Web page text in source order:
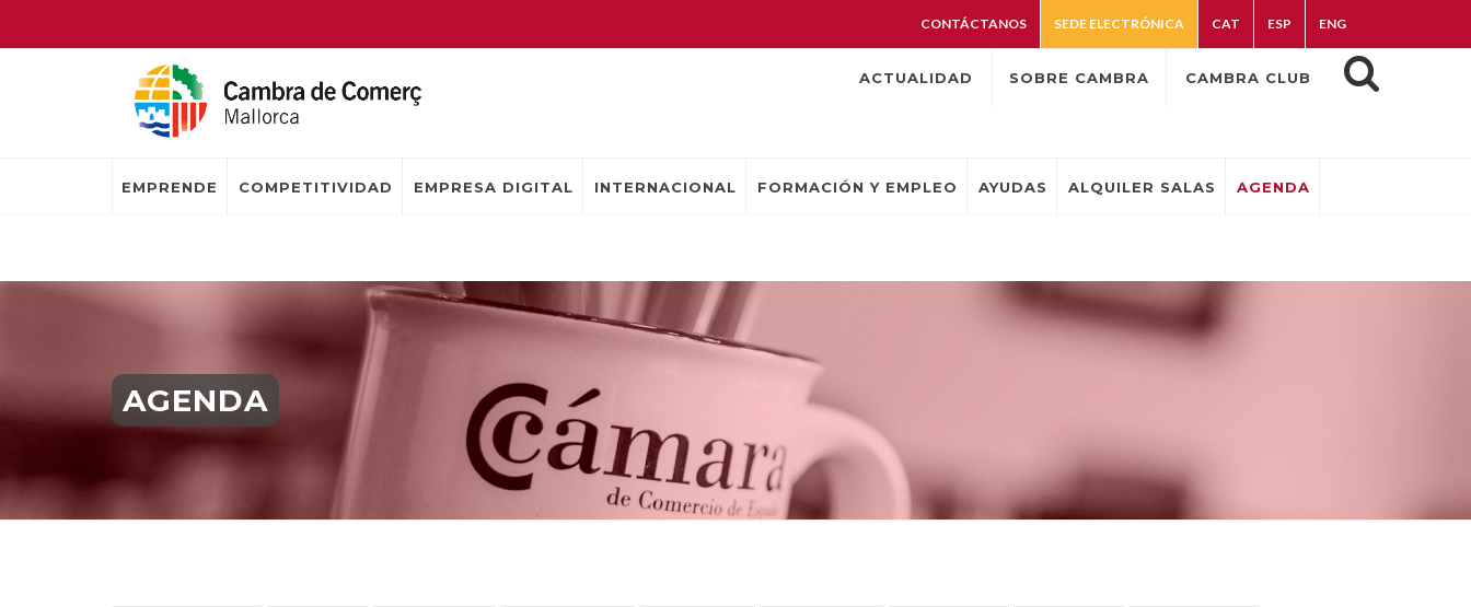
CONTÁCTANOS SEDE ELECTRÓNICA CAT ESP ENG
ACTUALIDAD SOBRE CAMBRA CAMBRA CLUB
EMPRENDE COMPETITIVIDAD EMPRESA DIGITAL INTERNACIONAL FORMACIÓN Y EMPLEO AYUDAS ALQUILER SALAS AGENDA
AGENDA